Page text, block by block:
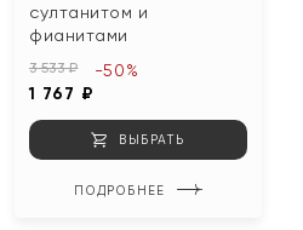
султанитом и
фианитами
3 533 ₽
1 767 ₽
-50%
ВЫБРАТЬ
ПОДРОБНЕЕ